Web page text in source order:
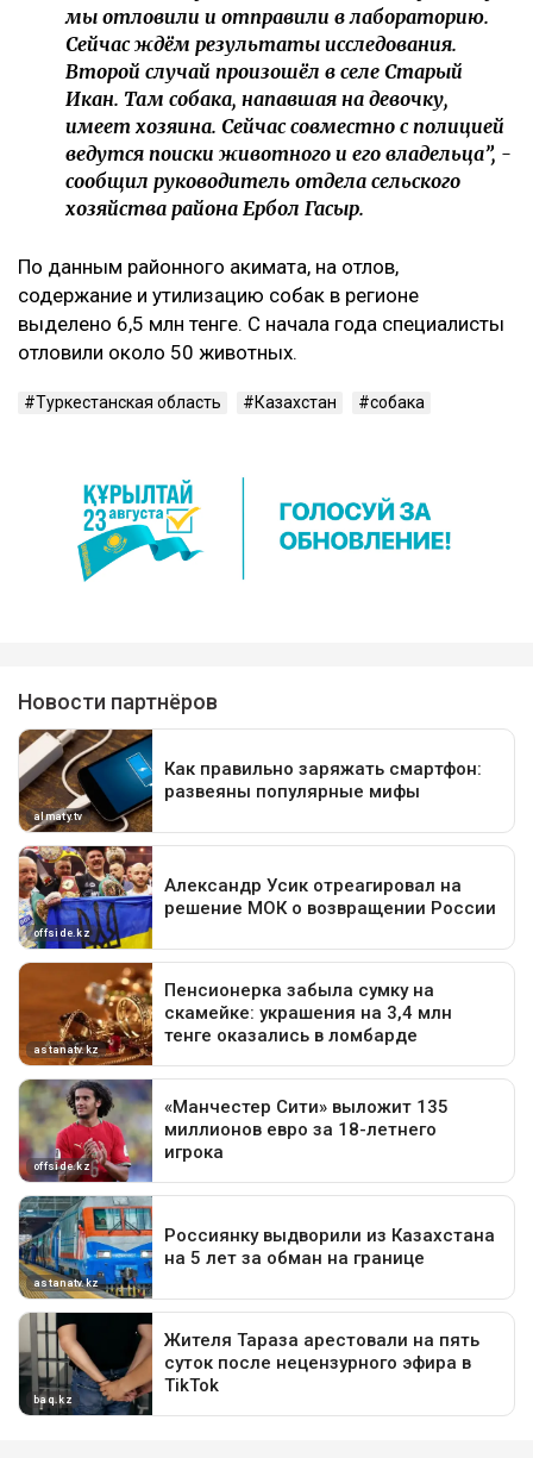
мы отловили и отправили в лабораторию.
Сейчас ждём результаты исследования.
Второй случай произошёл в селе Старый
Икан. Там собака, напавшая на девочку,
имеет хозяина. Сейчас совместно с полицией
ведутся поиски животного и его владельца”, -
сообщил руководитель отдела сельского
хозяйства района Ербол Гасыр.
По данным районного акимата, на отлов,
содержание и утилизацию собак в регионе
выделено 6,5 млн тенге. С начала года специалисты
отловили около 50 животных.
Туркестанская область Казахстан собака